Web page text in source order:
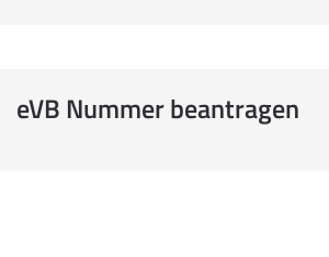
eVB Nummer beantragen